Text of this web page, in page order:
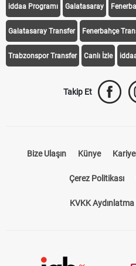
iddaa Programı Galatasaray
Galatasaray Transfer Fenerbahçe
Trabzonspor Transfer Canlı İzle
Takip Et
Bize Ulaşın Künye
Çerez Politikası
KVKK